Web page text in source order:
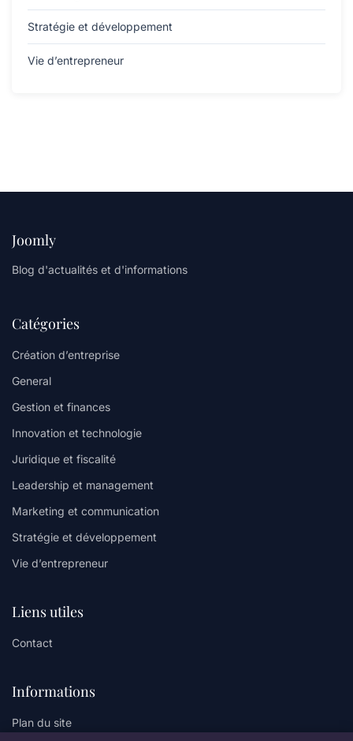
Stratégie et développement
Vie d’entrepreneur
Joomly
Blog d'actualités et d'informations
Catégories
Création d’entreprise
General
Gestion et finances
Innovation et technologie
Juridique et fiscalité
Leadership et management
Marketing et communication
Stratégie et développement
Vie d’entrepreneur
Liens utiles
Contact
Informations
Plan du site